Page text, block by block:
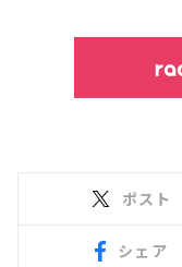
ポスト
シェア